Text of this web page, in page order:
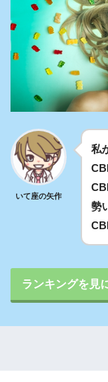
いて座の矢作
私
勢
ランキングを見